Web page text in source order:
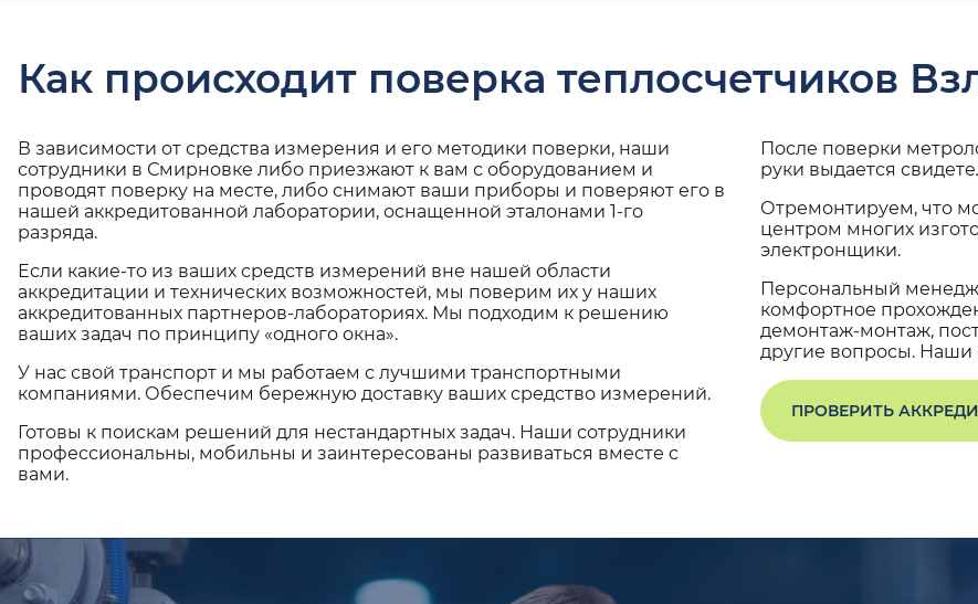
Как происходит поверка теплосчетчиков
В зависимости от средства измерения и его методики поверки, наши
сотрудники в Смирновке либо приезжают к вам с оборудованием и
проводят поверку на месте, либо снимают ваши приборы и поверяют его в
нашей аккредитованной лаборатории, оснащенной эталонами 1-го
разряда.
Если какие-то из ваших средств измерений вне нашей области
аккредитации и технических возможностей, мы поверим их у наших
аккредитованных партнеров-лабораториях. Мы подходим к решению
ваших задач по принципу «одного окна».
У нас свой транспорт и мы работаем с лучшими транспортными
компаниями. Обеспечим бережную доставку ваших средство измерений.
Готовы к поискам решений для нестандартных задач. Наши сотрудники
профессиональны, мобильны и заинтересованы развиваться вместе с
вами.
После поверки
руки выдается
Отремонтируем, что
центром многих
электронщики.
Персональный
комфортное
демонтаж-монтаж,
другие вопросы. Наши
ПРОВЕРИТЬ